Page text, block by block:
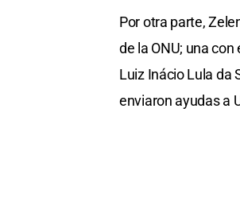
Por otra parte,
de la ONU; una
Luiz Inácio Lula da
enviaron ayudas a